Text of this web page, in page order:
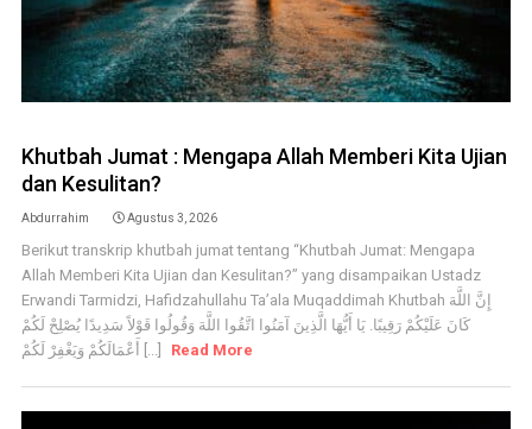
Khutbah Jumat : Mengapa Allah Memberi Kita Ujian
dan Kesulitan?
Abdurrahim Agustus 3, 2026
Berikut transkrip khutbah jumat tentang “Khutbah Jumat: Mengapa
Allah Memberi Kita Ujian dan Kesulitan?” yang disampaikan Ustadz
Erwandi Tarmidzi, Hafidzahullahu Ta’ala Muqaddimah Khutbah إِنَّ اللَّهَ
كَانَ عَلَيْكُمْ رَقِيبًا. يَا أَيُّهَا الَّذِينَ آمَنُوا اتَّقُوا اللَّهَ وَقُولُوا قَوْلاً سَدِيدًا يُصْلِحْ لَكُمْ
أَعْمَالَكُمْ وَيَغْفِرْ لَكُمْ [...]
Read More